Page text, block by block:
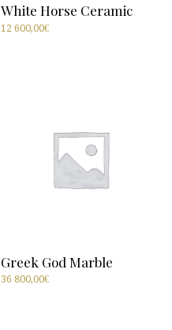
White Horse Ceramic
12 600,00€
Greek God Marble
36 800,00€